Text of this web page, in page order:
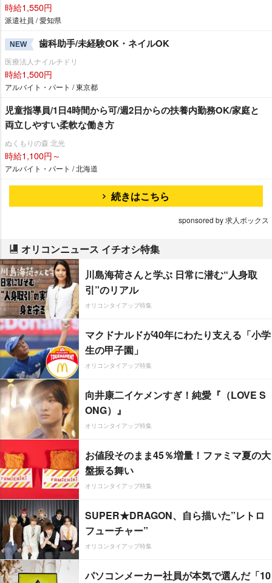
時給1,550円
派遣社員 / 愛知県
NEW 歯科助手/未経験OK・ネイルOK
医療法人ナイルチドリ
時給1,500円
アルバイト・パート / 東京都
児童指導員/1日4時間から可/週2日からの扶養内勤務OK/家庭と
両立しやすい柔軟な働き方
ぬくもりの森 北光
時給1,100円～
アルバイト・パート / 北海道
続きはこちら
sponsored by 求人ボックス
オリコンニュース イチオシ特集
川島海荷さんと学ぶ 日常に潜む“人身取
引”のリアル
オリコンタイアップ特集
マクドナルドが40年にわたり支える「小学
生の甲子園」
オリコンタイアップ特集
向井康二イケメンすぎ！純愛『（LOVE S
ONG）』
オリコンタイアップ特集
お値段そのまま45％増量！ファミマ夏の大
盤振る舞い
オリコンタイアップ特集
SUPER★DRAGON、自ら描いた”レトロ
フューチャー”
オリコンタイアップ特集
パソコンメーカー社員が本気で選んだ「10